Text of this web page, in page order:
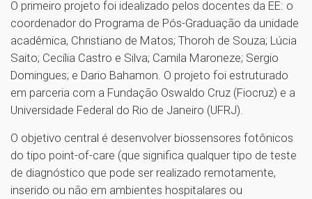
O primeiro projeto foi idealizado pelos docentes da EE: o
coordenador do Programa de Pós-Graduação da unidade
acadêmica, Christiano de Matos; Thoroh de Souza; Lúcia
Saito; Cecília Castro e Silva; Camila Maroneze; Sergio
Domingues; e Dario Bahamon. O projeto foi estruturado
em parceria com a Fundação Oswaldo Cruz (Fiocruz) e a
Universidade Federal do Rio de Janeiro (UFRJ).
O objetivo central é desenvolver biossensores fotônicos
do tipo point-of-care (que significa qualquer tipo de teste
de diagnóstico que pode ser realizado remotamente,
inserido ou não em ambientes hospitalares ou